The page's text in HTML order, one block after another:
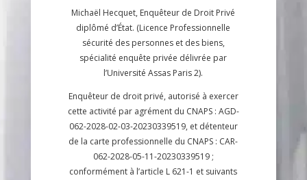
Michaël Hecquet, Enquêteur de Droit Privé
diplômé d’État. (Licence Professionnelle
sécurité des personnes et des biens,
spécialité enquête privée délivrée par
l’Université Assas Paris 2).
Enquêteur de droit privé, autorisé à exercer
cette activité par agrément du CNAPS : AGD-
062-2028-02-03-20230339519, et détenteur
de la carte professionnelle du CNAPS : CAR-
062-2028-05-11-20230339519 ;
conformément à l’article L 621-1 et suivants